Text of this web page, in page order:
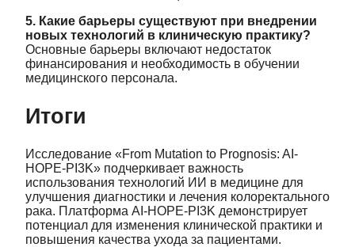
5. Какие барьеры существуют при внедрении
новых технологий в клиническую практику?
Основные барьеры включают недостаток
финансирования и необходимость в обучении
медицинского персонала.
Итоги
Исследование «From Mutation to Prognosis: AI-
HOPE-PI3K» подчеркивает важность
использования технологий ИИ в медицине для
улучшения диагностики и лечения колоректального
рака. Платформа AI-HOPE-PI3K демонстрирует
потенциал для изменения клинической практики и
повышения качества ухода за пациентами.